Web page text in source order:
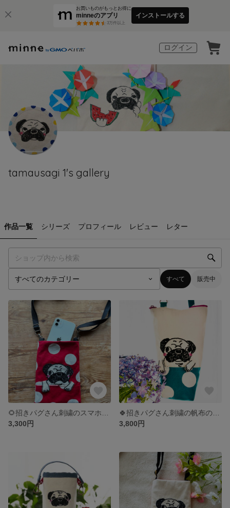
お買いものがもっとお得に
minneのアプリ
3万件以上
インストールする
ログイン
tamausagi 1's gallery
作品一覧 シリーズ プロフィール レビュー レター
すべて 販売中
3,300円
3,800円